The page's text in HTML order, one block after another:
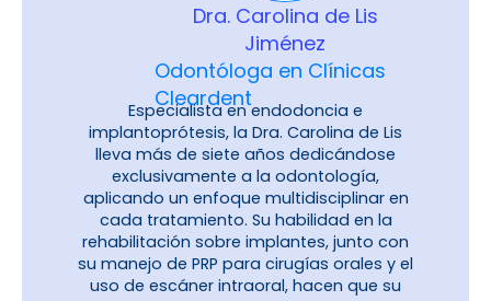
Dra. Carolina de Lis
Jiménez
Odontóloga en Clínicas
Cleardent
Especialista en endodoncia e
implantoprótesis, la Dra. Carolina de Lis
lleva más de siete años dedicándose
exclusivamente a la odontología,
aplicando un enfoque multidisciplinar en
cada tratamiento. Su habilidad en la
rehabilitación sobre implantes, junto con
su manejo de PRP para cirugías orales y el
uso de escáner intraoral, hacen que su